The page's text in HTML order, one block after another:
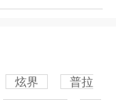
炫界
普拉